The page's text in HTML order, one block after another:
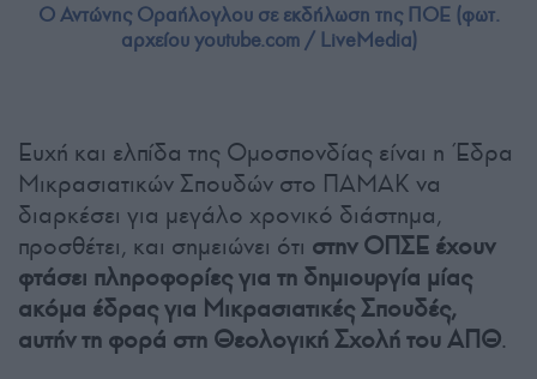
Ο Αντώνης Οραήλογλου σε εκδήλωση της ΠΟΕ (φωτ.
αρχείου yοutube.com / LiveMedia)
Ευχή και ελπίδα της Ομοσπονδίας είναι η Έδρα
Μικρασιατικών Σπουδών στο ΠΑΜΑΚ να
διαρκέσει για μεγάλο χρονικό διάστημα,
προσθέτει, και σημειώνει ότι στην ΟΠΣΕ έχουν
φτάσει πληροφορίες για τη δημιουργία μίας
ακόμα έδρας για Μικρασιατικές Σπουδές,
αυτήν τη φορά στη Θεολογική Σχολή του ΑΠΘ.